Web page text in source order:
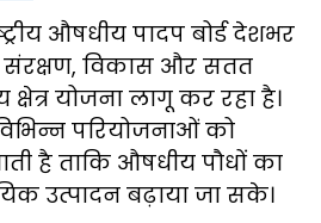
औषधीय पादप बोर्ड देशभर
विकास और सतत
योजना लागू कर रहा है।
परियोजनाओं को
है ताकि औषधीय पौधों का
उत्पादन बढ़ाया जा सके।